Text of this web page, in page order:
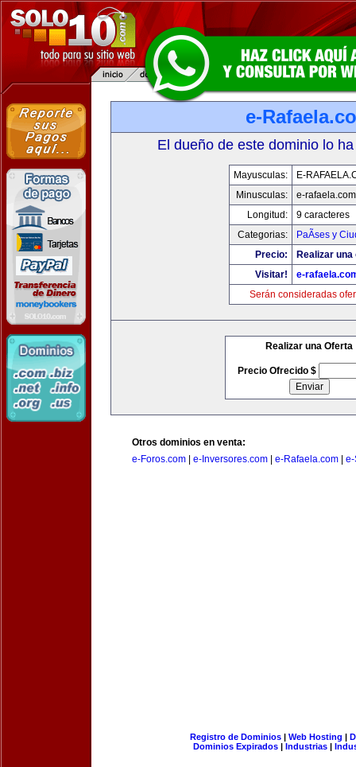
e-
El dueño de este dominio lo
Mayusculas:
E-
Minusculas:
e-rafaela.com
Longitud:
9 caracteres
Categorias:
PaÃ­ses y
Precio:
Realizar
Visitar!
e-
Serán consideradas
Realizar una Oferta
Precio Ofrecido $
Otros dominios en venta:
e-Foros.com
e-Inversores.com e-Rafaela.com e-
Registro de Dominios| Web Hosting |
Dominios Expirados | Industrias |